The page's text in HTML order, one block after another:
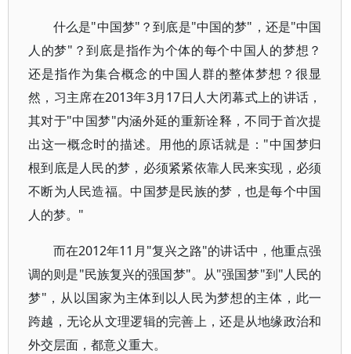
什么是"中国梦"？到底是"中国的梦"，还是"中国
人的梦"？到底是指作为个体的每个中国人的梦想？
还是指作为集合概念的中国人群的整体梦想？很显
然，习主席在2013年3月17日人大闭幕式上的讲话，
其对于"中国梦"内涵外延的重新诠释，不同于首次提
出这一概念时的描述。用他的原话就是："中国梦归
根到底是人民的梦，必须紧紧依靠人民来实现，必须
不断为人民造福。中国梦是民族的梦，也是每个中国
人的梦。"
而在2012年11月"复兴之路"的讲话中，他重点强
调的则是"民族复兴的强国梦"。从"强国梦"到"人民的
梦"，从以国家为主体到以人民为梦想的主体，此一
跨越，无论从文理逻辑的完善上，还是从地缘政治和
外交层面，都意义重大。